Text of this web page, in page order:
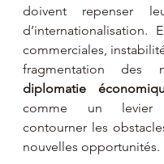
doivent repenser
d’internationalisation.
commerciales,
diplomatie
comme un
contourner les
nouvelles opportunités.